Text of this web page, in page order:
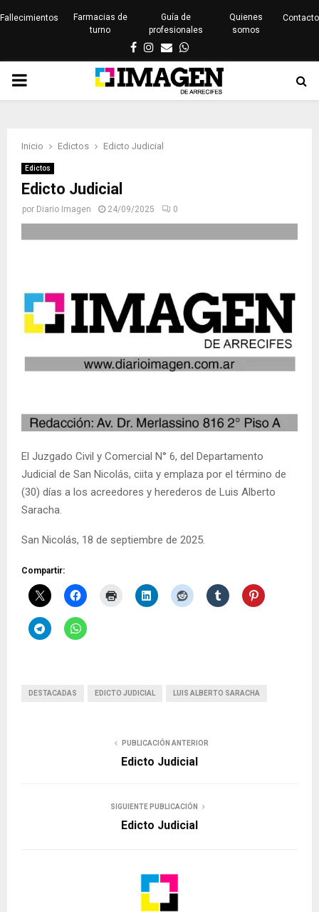
Fallecimientos
Farmacias de
turno
Guía de
profesionales
Quienes
somos
Contacto
Facebook
Instagram
EmailWhatsapp
PRIMARY
Inicio Edictos Edicto Judicial
Edictos
Edicto Judicial
por Diario Imagen 24/09/2025 0
El Juzgado Civil y Comercial N° 6, del Departamento
Judicial de San Nicolás, ciita y emplaza por el término de
(30) días a los acreedores y herederos de Luis Alberto
Saracha.
San Nicolás, 18 de septiembre de 2025.
Compartir:
DESTACADAS EDICTO JUDICIAL LUIS ALBERTO SARACHA
PUBLICACIÓN ANTERIOR
Edicto Judicial
SIGUIENTE PUBLICACIÓN
Edicto Judicial